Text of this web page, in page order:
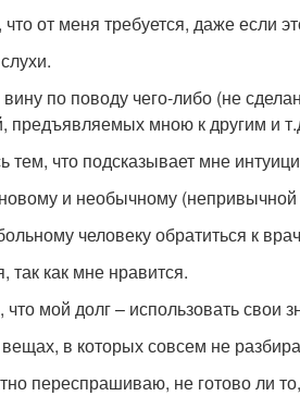
от меня требуется, даже если
по поводу чего-либо (не
предъявляемых мною к другим и
тем, что подсказывает мне
и необычному
человеку обратиться к
так как мне нравится.
что мой долг – использовать свои
в которых совсем не
переспрашиваю, не готово ли